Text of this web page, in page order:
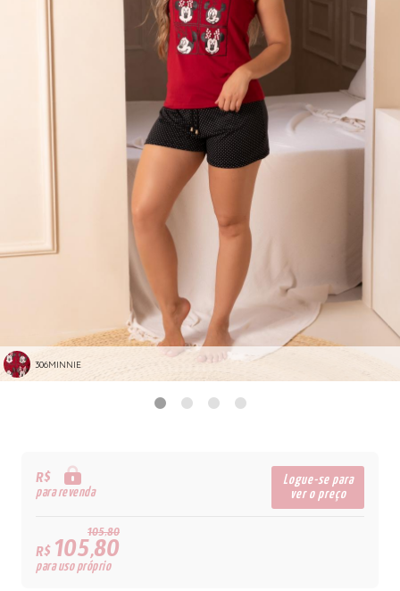
306MINNIE
R$
para revenda
Logue-se para
ver o preço
105,80
R$105,80
para uso próprio